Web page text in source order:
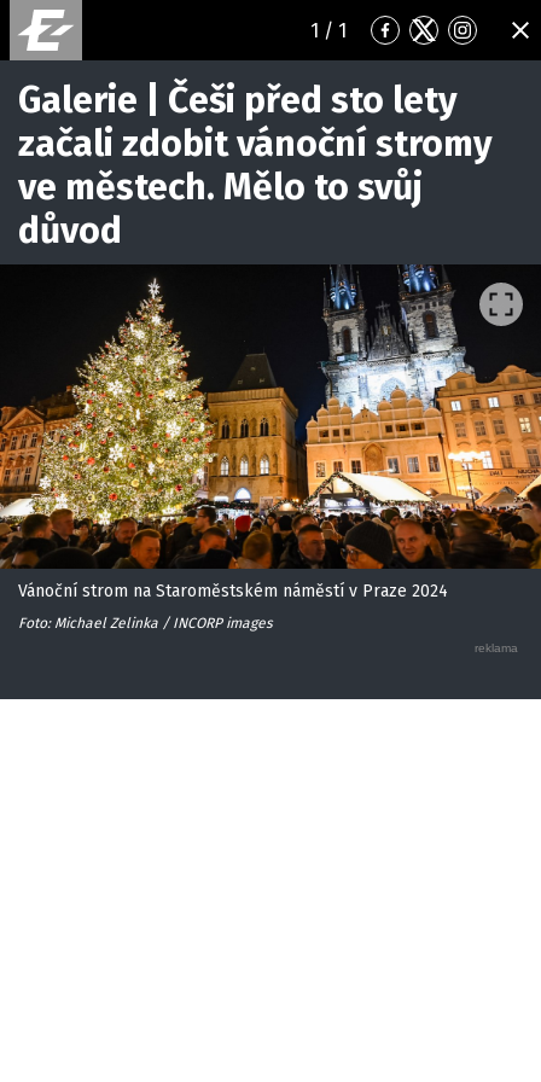
1 / 1
Přejít
na
Facebook
Přejít
na
Twitter
Přejít
na
Galerie | Češi před sto lety
začali zdobit vánoční stromy
ve městech. Mělo to svůj
důvod
Vánoční strom na Staroměstském náměstí v Praze 2024
Foto: Michael Zelinka / INCORP images